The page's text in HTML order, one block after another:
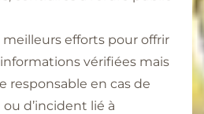
meilleurs efforts pour offrir
vérifiées mais
responsable en cas de
d’incident lié à